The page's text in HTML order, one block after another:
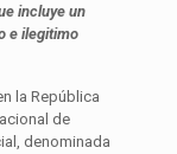
incluye un
e ilegitimo
la República
de
denominada